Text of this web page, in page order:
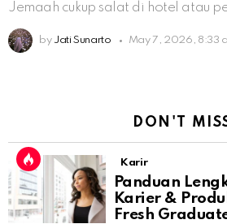
Jemaah cukup salat di hotel atau
by Jati Sunarto May 7, 2026, 8:33
DON'T
Karir
Panduan
Karier &
Fresh